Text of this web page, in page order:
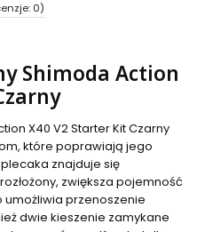
0)
Shimoda Action
X40 V2 Starter Kit Czarny
które poprawiają jego
znajduje się
zwiększa pojemność
umożliwia przenoszenie
dwie kieszenie zamykane